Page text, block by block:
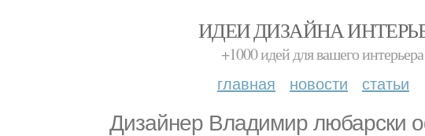
ИДЕИ ДИЗАЙНА
+1000 идей для вашего
главная новости статьи
Дизайнер Владимир любарски